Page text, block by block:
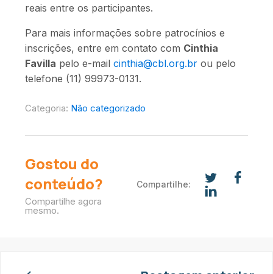
reais entre os participantes.
Para mais informações sobre patrocínios e
inscrições, entre em contato com Cinthia
Favilla pelo e-mail cinthia@cbl.org.br ou pelo
telefone (11) 99973-0131.
Categoria: Não categorizado
Gostou do
conteúdo?
Compartilhe agora
mesmo.
Compartilhe: